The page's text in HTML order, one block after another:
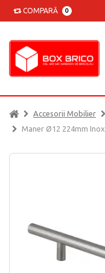
COMPARĂ 0
Accesorii Mobilier
Maner Ø12 224mm Inox